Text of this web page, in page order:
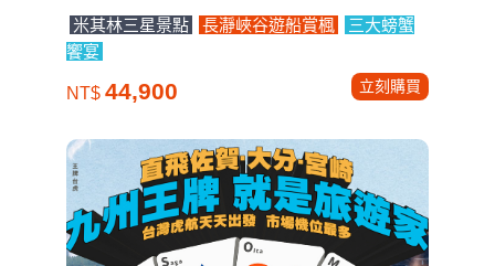
米其林三星景點 長瀞峽谷遊船賞楓
三大螃蟹
饗宴
NT$ 44,900 立刻購買